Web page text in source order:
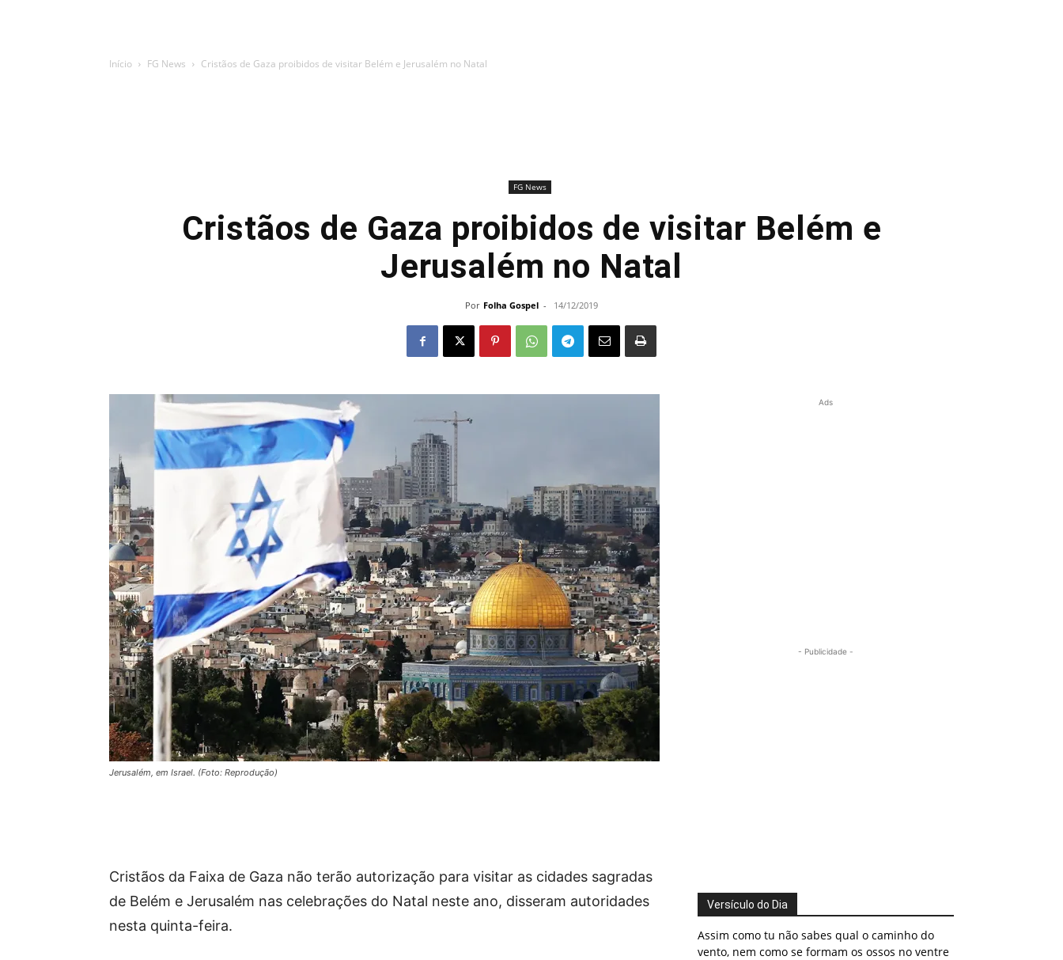
Início FG News Cristãos de Gaza proibidos de visitar Belém e Jerusalém no Natal
FG News
Cristãos de Gaza proibidos de visitar Belém e
Jerusalém no Natal
Por Folha Gospel - 14/12/2019
Jerusalém, em Israel. (Foto: Reprodução)
Cristãos da Faixa de Gaza não terão autorização para visitar as cidades sagradas
de Belém e Jerusalém nas celebrações do Natal neste ano, disseram autoridades
nesta quinta-feira.
Ads
- Publicidade -
Versículo do Dia
Assim como tu não sabes qual o caminho do
vento, nem como se formam os ossos no ventre